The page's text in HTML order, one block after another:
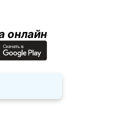
онлайн